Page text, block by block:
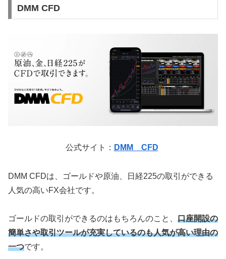
DMM CFD
公式サイト： DMM CFD
DMM CFDは、ゴールドや原油、日経225の取引ができる
人気の高いFX会社です。
ゴールドの取引ができるのはもちろんのこと、 口座開設の
簡単さや取引ツールが充実しているのも人気が高い理由の
一つです。